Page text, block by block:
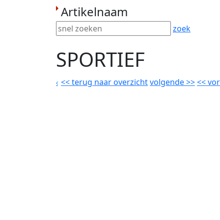
Artikelnaam
zoek
SPORTIEF
<<terug naar overzichtvolgende>><<